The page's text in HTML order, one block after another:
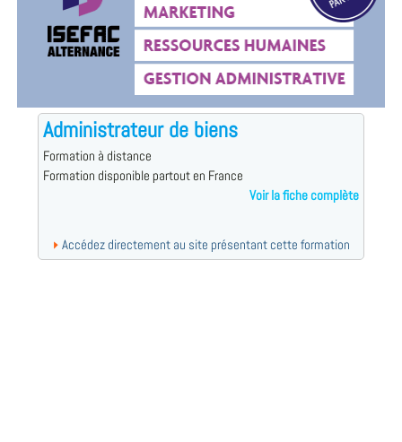
Administrateur de biens
Formation à distance
Formation disponible partout en France
Voir la fiche complète
Accédez directement au site présentant cette formation